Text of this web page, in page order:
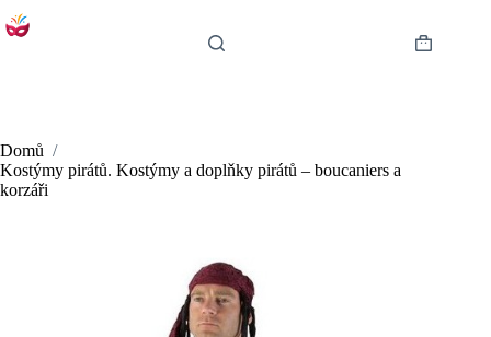
to
Shopping
Domů /
Kostýmy pirátů. Kostýmy a doplňky pirátů – boucaniers a
korzáři